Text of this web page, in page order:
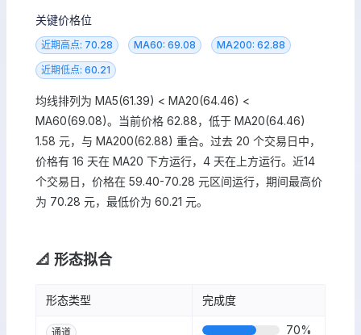
关键价格位
近期高点: 70.28 MA60: 69.08 MA200: 62.88
近期低点: 60.21
均线排列为 MA5(61.39) < MA20(64.46) <
MA60(69.08)。当前价格 62.88，低于 MA20(64.46)
1.58 元，与 MA200(62.88) 重合。过去 20 个交易日中，
价格有 16 天在 MA20 下方运行，4 天在上方运行。近14
个交易日，价格在 59.40-70.28 元区间运行，期间最高价
为 70.28 元，最低价为 60.21 元。
📐 形态拟合
形态类型 完成度
通道 70%